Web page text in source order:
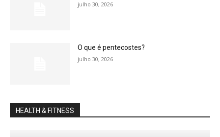
julho 30, 2026
O que é pentecostes?
julho 30, 2026
HEALTH & FITNESS